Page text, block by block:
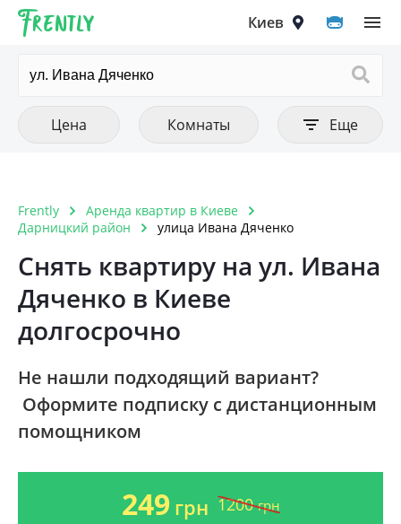
Frently Киев
Выберите город
Киев
Ирпень
Петропавловская Борщаговка
Софиевская Борщаговка
Чайки
Ворзель
Борисполь
Цена
Цена Очистить все
Цена от
Комнаты
Количество комнат Очистить
1 комнатная
5 комнатная и больше
Еще
Фильтры Очистить все
Тип аренды
Тип постройки
Дореволюционный
Панелька
Хрущовка
Дом 1990-1999 года
Дом 2000-2009 года
Новострой
Frently
Аренда квартир в Киеве
Дарницкий район
улица Ивана Дяченко
Снять квартиру на ул. Ивана
Дяченко в Киеве
долгосрочно
Не нашли подходящий вариант?
Оформите подписку с дистанционным
помощником
249 грн 1200 грн